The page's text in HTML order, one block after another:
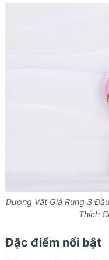
Dương Vật Giả Rung 3
Thích
Đặc điểm nổi bật